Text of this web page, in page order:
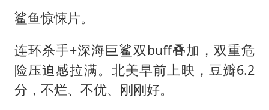
鲨鱼惊悚片。
连环杀手+深海巨鲨双buff叠加，双重危
险压迫感拉满。北美早前上映，豆瓣6.2
分，不烂、不优、刚刚好。